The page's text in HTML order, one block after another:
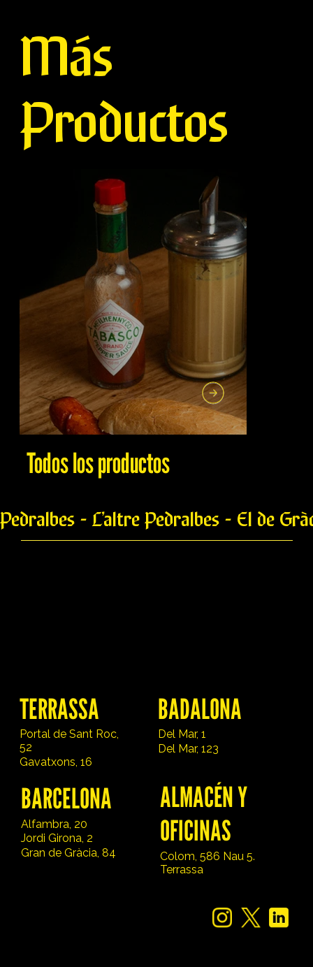
Más
Productos
Todos los productos
Pedralbes - L’altre Pedralbes - El de
TERRASSA
Portal de Sant Roc,
52
Gavatxons, 16
BADALONA
Del Mar, 1
Del Mar, 123
BARCELONA
Alfambra, 20
Jordi Girona, 2
Gran de Gràcia, 84
ALMACÉN Y
OFICINAS
Colom, 586 Nau 5.
Terrassa